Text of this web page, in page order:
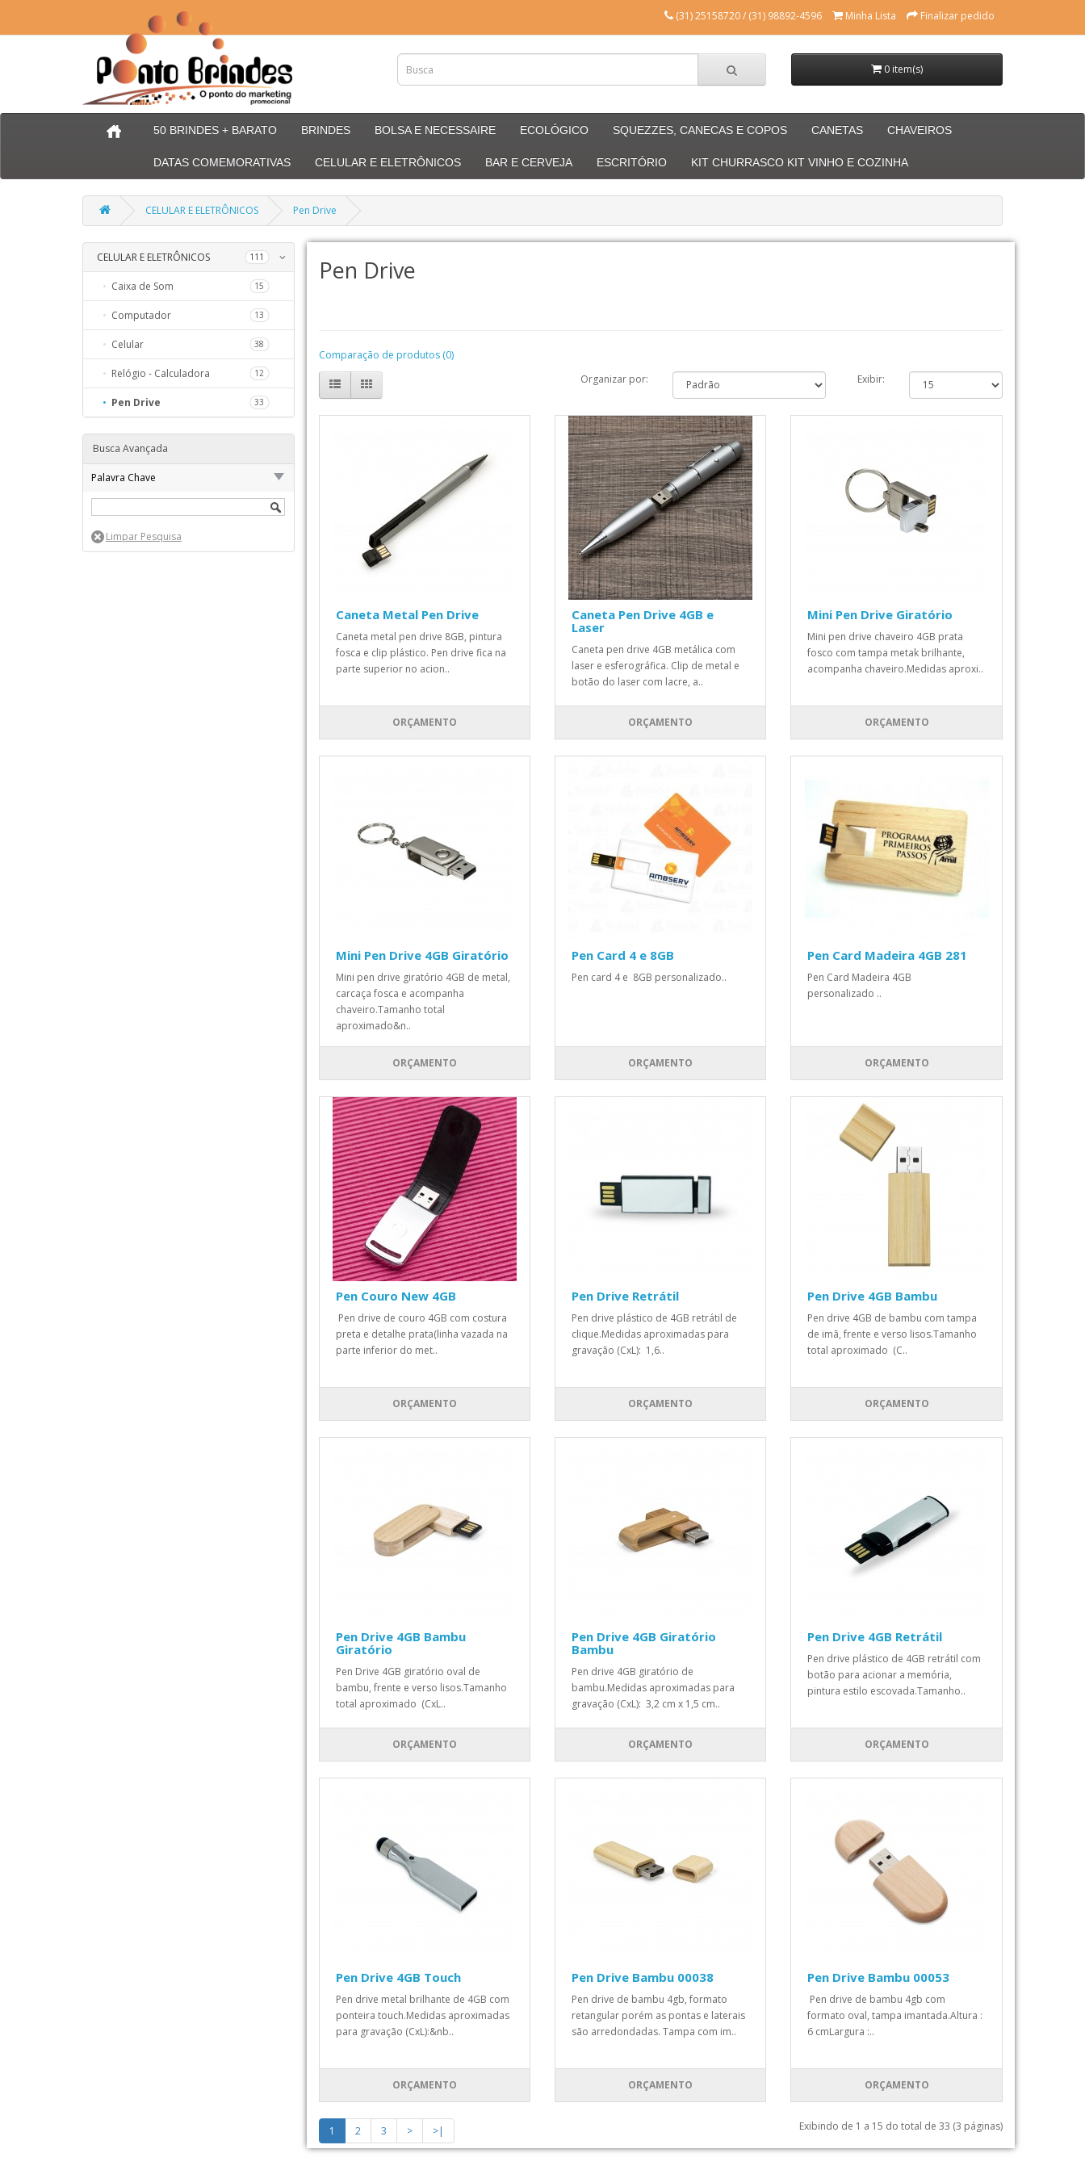
(31) 25158720 / (31) 98892-4596 Minha Lista Finalizar pedido
0 item(s)
50 BRINDES + BARATO BRINDES BOLSA E NECESSAIRE ECOLÓGICO SQUEZZES, CANECAS E COPOS CANETAS CHAVEIROS
DATAS COMEMORATIVAS CELULAR E ELETRÔNICOS BAR E CERVEJA ESCRITÓRIO KIT CHURRASCO KIT VINHO E COZINHA
CELULAR E ELETRÔNICOS Pen Drive
CELULAR E ELETRÔNICOS 111
Caixa de Som 15
Computador 13
Celular 38
Relógio - Calculadora 12
Pen Drive 33
Busca Avançada
Palavra Chave
Pen Drive
Comparação de produtos (0)
Organizar por:
Exibir:
Caneta Metal Pen Drive
Caneta metal pen drive 8GB, pintura
fosca e clip plástico. Pen drive fica na
parte superior no acion..
ORÇAMENTO
Caneta Pen Drive 4GB e
Laser
Caneta pen drive 4GB metálica com
laser e esferográfica. Clip de metal e
botão do laser com lacre, a..
ORÇAMENTO
Mini Pen Drive Giratório
Mini pen drive chaveiro 4GB prata
fosco com tampa metak brilhante,
acompanha chaveiro.Medidas aproxi..
ORÇAMENTO
Mini Pen Drive 4GB Giratório
Mini pen drive giratório 4GB de metal,
carcaça fosca e acompanha
chaveiro.Tamanho total
aproximado&n..
ORÇAMENTO
Pen Card 4 e 8GB
Pen card 4 e 8GB personalizado..
ORÇAMENTO
Pen Card Madeira 4GB 281
Pen Card Madeira 4GB
personalizado ..
ORÇAMENTO
Pen Couro New 4GB
Pen drive de couro 4GB com costura
preta e detalhe prata(linha vazada na
parte inferior do met..
ORÇAMENTO
Pen Drive Retrátil
Pen drive plástico de 4GB retrátil de
clique.Medidas aproximadas para
gravação (CxL): 1,6..
ORÇAMENTO
Pen Drive 4GB Bambu
Pen drive 4GB de bambu com tampa
de imã, frente e verso lisos.Tamanho
total aproximado (C..
ORÇAMENTO
Pen Drive 4GB Bambu
Giratório
Pen Drive 4GB giratório oval de
bambu, frente e verso lisos.Tamanho
total aproximado (CxL..
ORÇAMENTO
Pen Drive 4GB Giratório
Bambu
Pen drive 4GB giratório de
bambu.Medidas aproximadas para
gravação (CxL): 3,2 cm x 1,5 cm..
ORÇAMENTO
Pen Drive 4GB Retrátil
Pen drive plástico de 4GB retrátil com
botão para acionar a memória,
pintura estilo escovada.Tamanho..
ORÇAMENTO
Pen Drive 4GB Touch
Pen drive metal brilhante de 4GB com
ponteira touch.Medidas aproximadas
para gravação (CxL):&nb..
ORÇAMENTO
Pen Drive Bambu 00038
Pen drive de bambu 4gb, formato
retangular porém as pontas e laterais
são arredondadas. Tampa com im..
ORÇAMENTO
Pen Drive Bambu 00053
Pen drive de bambu 4gb com
formato oval, tampa imantada.Altura :
6 cmLargura :..
ORÇAMENTO
1 2 3 > >| Exibindo de 1 a 15 do total de 33 (3 páginas)